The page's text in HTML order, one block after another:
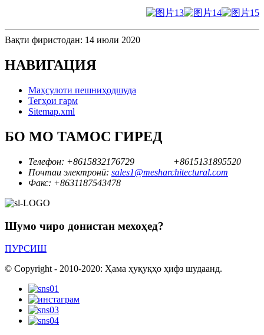
Вақти фиристодан: 14 июли 2020
НАВИГАЦИЯ
Маҳсулоти пешниҳодшуда
Тегҳои гарм
Sitemap.xml
БО МО ТАМОС ГИРЕД
Телефон: +8615832176729
+8615131895520
Почтаи электронӣ: sales1@mesharchitectural.com
Факс: +8631187543478
Шумо чиро донистан мехоҳед?
ПУРСИШ
© Copyright - 2010-2020: Ҳама ҳуқуқҳо ҳифз шудаанд.